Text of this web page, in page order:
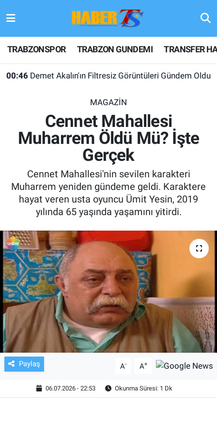
TRABZONSPOR TRABZON GUNDEMI TRANSFER
00:46 Demet Akalın'ın Filtresiz Görüntüleri Gündem Oldu
MAGAZİN
Cennet Mahallesi
Muharrem Öldü Mü? İşte
Gerçek
Cennet Mahallesi'nin sevilen karakteri
Muharrem yeniden gündeme geldi. Karaktere
hayat veren usta oyuncu Ümit Yesin, 2019
yılında 65 yaşında yaşamını yitirdi.
Paylaş A- A+
06.07.2026 - 22:53 Okunma Süresi: 1 Dk
TRABZONSPOR
TRABZON GUNDEMI
KULİS MEYDANI
1461 TRABZON
FUTBOL
ALT LIGLER
TV VE SİNEMA
BASKETBOL
SAĞLIK
GENEL
KÜLTÜR SANAT
ASAYİŞ
EKONOMİ
Hava Durumu
Trafik Durumu
Son Dakika Haberleri